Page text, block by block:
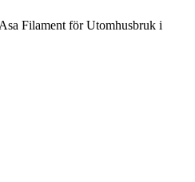
Filament för Utomhusbruk i